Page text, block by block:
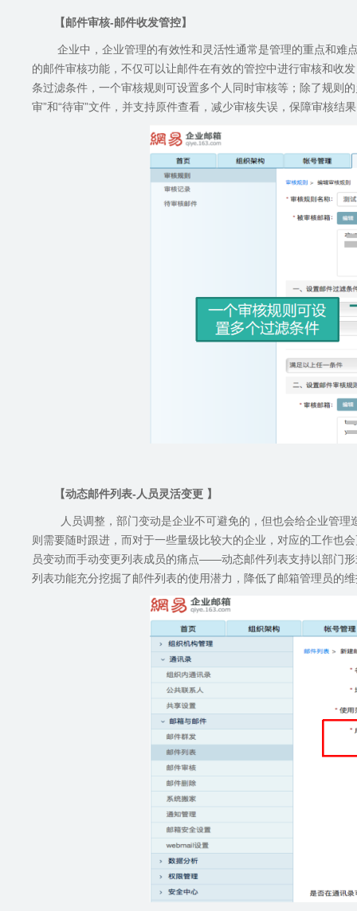
【邮件审核-邮件收发管控】
企业中，企业管理的有效性和灵活性通常是管理的重点和难
的邮件审核功能，不仅可以让邮件在有效的管控中进行审核和收
条过滤条件，一个审核规则可设置多个人同时审核等；除了规则
审”和“待审”文件，并支持原件查看，减少审核失误，保障审核结
【动态邮件列表-人员灵活变更 】
人员调整，部门变动是企业不可避免的，但也会给企业管
则需要随时跟进，而对于一些量级比较大的企业，对应的工作也
员变动而手动变更列表成员的痛点——动态邮件列表支持以部门
列表功能充分挖掘了邮件列表的使用潜力，降低了邮箱管理员的